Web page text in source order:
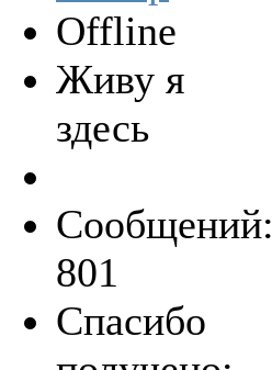
Offline
Живу я
здесь
Сообщений:
801
Спасибо